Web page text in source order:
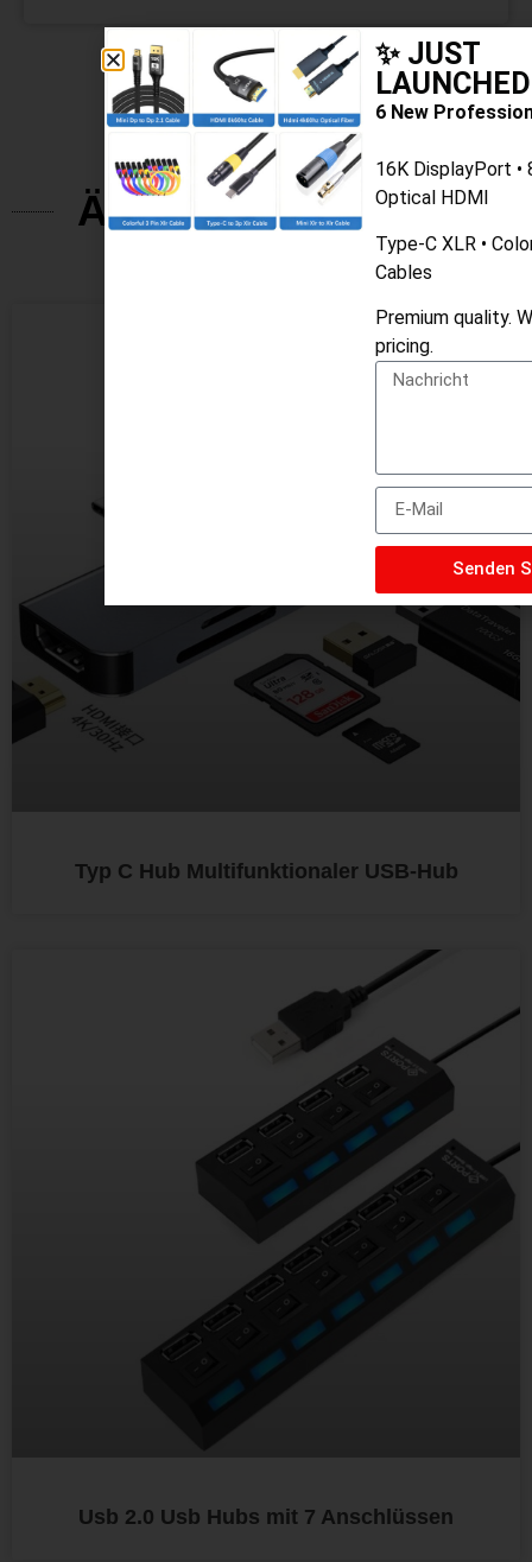
Ähnliche Produkte
Typ C Hub Multifunktionaler USB-Hub
Usb 2.0 Usb Hubs mit 7 Anschlüssen
✨ JUST
LAUNCHED
6 New
16K DisplayPort •
Optical HDMI
Type-C XLR •
Cables
Premium quality.
pricing.
Senden